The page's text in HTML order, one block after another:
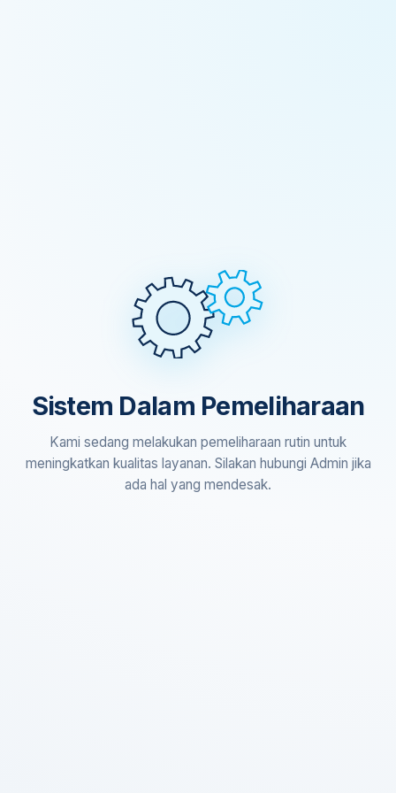
Sistem Dalam Pemeliharaan
Kami sedang melakukan pemeliharaan rutin untuk
meningkatkan kualitas layanan. Silakan hubungi Admin jika
ada hal yang mendesak.